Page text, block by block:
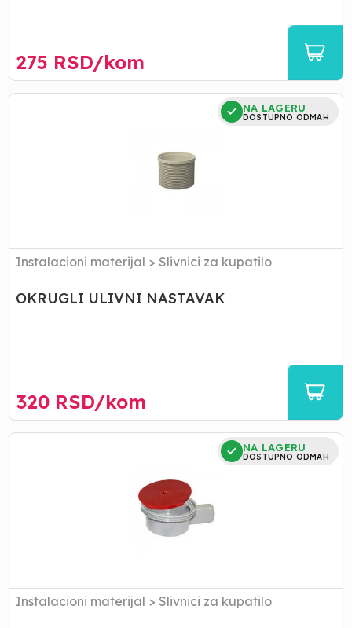
275 RSD/kom
OKRUGLI
NA LAGERU
DOSTUPNO ODMAH
Instalacioni materijal > Slivnici za kupatilo
OKRUGLI ULIVNI NASTAVAK
320 RSD/kom
SLIVNIK
NA LAGERU
DOSTUPNO ODMAH
Instalacioni materijal > Slivnici za kupatilo